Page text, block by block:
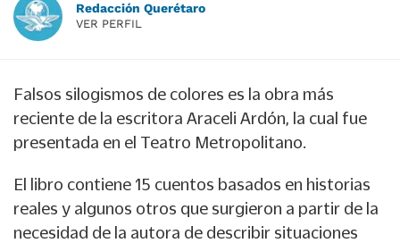
Redacción Querétaro
VER PERFIL
Falsos silogismos de colores es la obra más
reciente de la escritora Araceli Ardón, la cual fue
presentada en el Teatro Metropolitano.
El libro contiene 15 cuentos basados en historias
reales y algunos otros que surgieron a partir de la
necesidad de la autora de describir situaciones